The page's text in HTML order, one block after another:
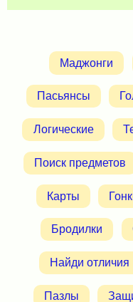
Маджонги
Пасьянсы
Логические
Поиск предметов
Карты
Бродилки
Найди отличия
Пазлы